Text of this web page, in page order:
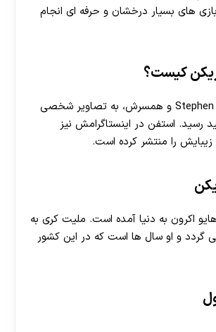
های بسیار درخشان و حرفه ای انجام
کیست؟
با جستجو Stephen Kerry و همسرش، به تصاویر شخصی
رسید. استفن در اینستاگرامش نیز
زیبایش را منتشر کرده است.
اکرون به دنیا آمده است. ملیت کری به
گردد و او سال ها است که در این کشور